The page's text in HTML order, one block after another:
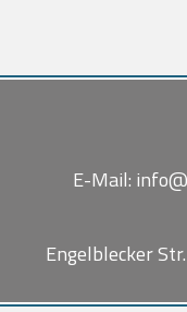
E-Mail:
Engelblecker